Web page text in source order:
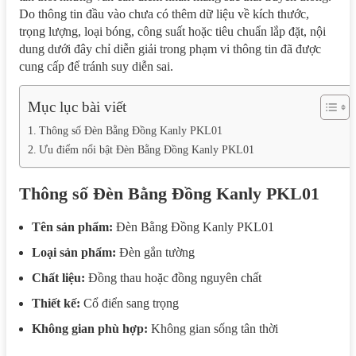
Do thông tin đầu vào chưa có thêm dữ liệu về kích thước,
trọng lượng, loại bóng, công suất hoặc tiêu chuẩn lắp đặt, nội
dung dưới đây chỉ diễn giải trong phạm vi thông tin đã được
cung cấp để tránh suy diễn sai.
Mục lục bài viết
Thông số Đèn Bằng Đồng Kanly PKL01
Ưu điểm nổi bật Đèn Bằng Đồng Kanly PKL01
Thông số Đèn Bằng Đồng Kanly PKL01
Tên sản phẩm: Đèn Bằng Đồng Kanly PKL01
Loại sản phẩm: Đèn gắn tường
Chất liệu: Đồng thau hoặc đồng nguyên chất
Thiết kế: Cổ điển sang trọng
Không gian phù hợp: Không gian sống tân thời